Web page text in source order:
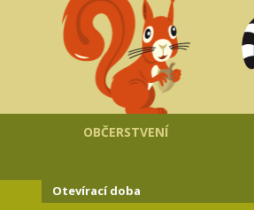
OBČERSTVENÍ
Otevírací doba